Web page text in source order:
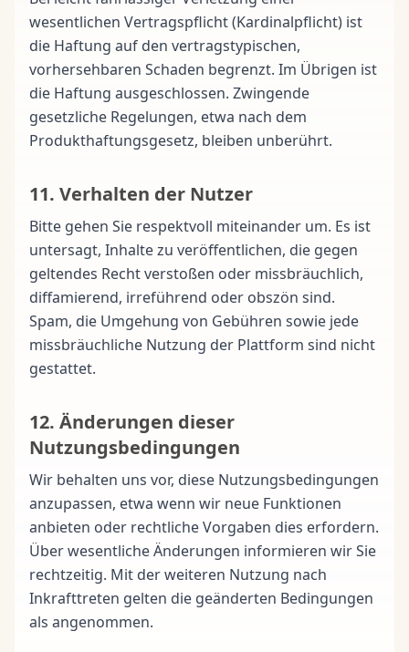
wesentlichen Vertragspflicht (Kardinalpflicht) ist
die Haftung auf den vertragstypischen,
vorhersehbaren Schaden begrenzt. Im Übrigen ist
die Haftung ausgeschlossen. Zwingende
gesetzliche Regelungen, etwa nach dem
Produkthaftungsgesetz, bleiben unberührt.
11. Verhalten der Nutzer
Bitte gehen Sie respektvoll miteinander um. Es ist
untersagt, Inhalte zu veröffentlichen, die gegen
geltendes Recht verstoßen oder missbräuchlich,
diffamierend, irreführend oder obszön sind.
Spam, die Umgehung von Gebühren sowie jede
missbräuchliche Nutzung der Plattform sind nicht
gestattet.
12. Änderungen dieser
Nutzungsbedingungen
Wir behalten uns vor, diese Nutzungsbedingungen
anzupassen, etwa wenn wir neue Funktionen
anbieten oder rechtliche Vorgaben dies erfordern.
Über wesentliche Änderungen informieren wir Sie
rechtzeitig. Mit der weiteren Nutzung nach
Inkrafttreten gelten die geänderten Bedingungen
als angenommen.